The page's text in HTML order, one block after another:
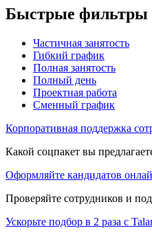
Быстрые фильтры
Частичная занятость
Гибкий график
Полная занятость
Полный день
Проектная работа
Сменный график
Корпоративная поддержка
Какой соцпакет вы
Оформляйте кандидатов
Проверяйте сотрудников и
Ускорьте подбор в 2 раза с